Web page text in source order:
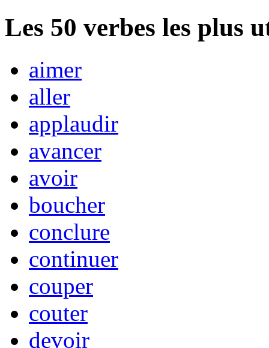
Les 50 verbes les plus
aimer
aller
applaudir
avancer
avoir
boucher
conclure
continuer
couper
couter
devoir